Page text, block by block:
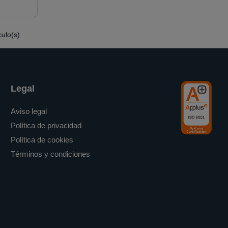
Legal
Aviso legal
Política de privacidad
Política de cookies
Términos y condiciones